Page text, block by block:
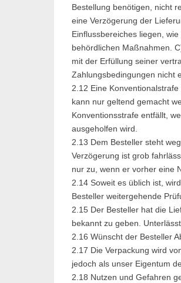
Bestellung benötigen, nicht
eine Verzögerung der
Einflussbereiches liegen,
behördlichen Maßnahmen.
mit der Erfüllung seiner
Zahlungsbedingungen nicht
2.12 Eine
kann nur geltend gemacht
Konventionsstrafe entfällt,
ausgeholfen wird.
2.13 Dem Besteller steht
Verzögerung ist grob
nur zu, wenn er vorher eine
2.14 Soweit es üblich ist,
Besteller weitergehende
2.15 Der Besteller hat die
bekannt zu geben.
2.16 Wünscht der Besteller
2.17 Die Verpackung wird
jedoch als unser Eigentum
2.18 Nutzen und Gefahren